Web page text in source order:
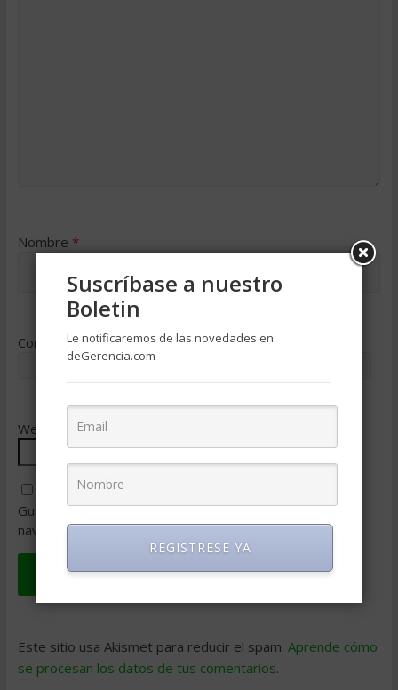
Nombre *
Correo electrónico*
Web
Guarda mi nombre, correo electrónico y web en este
navegador para la próxima vez que comente.
Este sitio usa Akismet para reducir el spam. Aprende cómo
se procesan los datos de tus comentarios.
Suscríbase a nuestro
Boletin
Le notificaremos de las novedades en
deGerencia.com
REGISTRESE YA